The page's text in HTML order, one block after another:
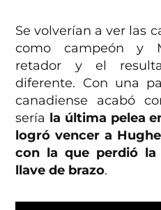
Se volverían a ver las
como campeón y
retador y el
diferente. Con una
canadiense acabó
sería la última pelea
logró vencer a
con la que perdió la
llave de brazo.